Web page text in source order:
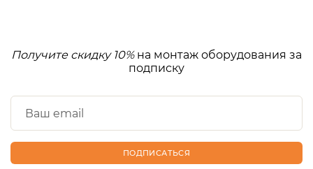
Получите скидку 10%на монтаж оборудования за
подписку
ПОДПИСАТЬСЯ